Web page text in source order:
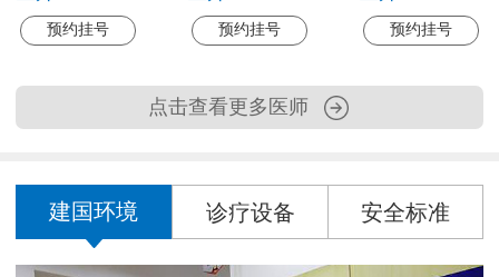
预约挂号 预约挂号 预约挂号
点击查看更多医师
建国环境 诊疗设备 安全标准